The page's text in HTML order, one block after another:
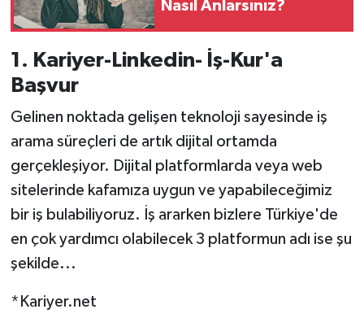
Nasıl Anlarsınız?
1. Kariyer-Linkedin- İş-Kur'a
Başvur
Gelinen noktada gelişen teknoloji sayesinde iş
arama süreçleri de artık dijital ortamda
gerçekleşiyor. Dijital platformlarda veya web
sitelerinde kafamıza uygun ve yapabileceğimiz
bir iş bulabiliyoruz. İş ararken bizlere Türkiye'de
en çok yardımcı olabilecek 3 platformun adı ise şu
şekilde...
*Kariyer.net